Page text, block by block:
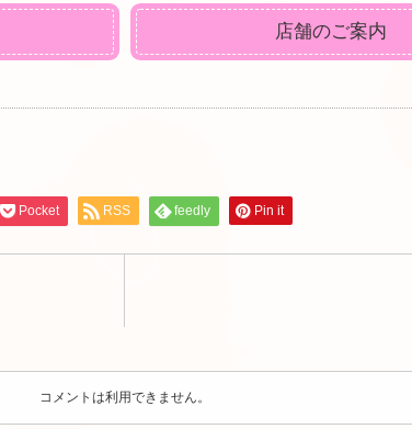
店舗のご案内
Pocket RSS feedly Pin it
コメントは利用できません。